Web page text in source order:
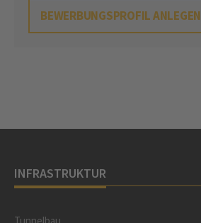
BEWERBUNGSPROFIL ANLEGEN
INFRASTRUKTUR